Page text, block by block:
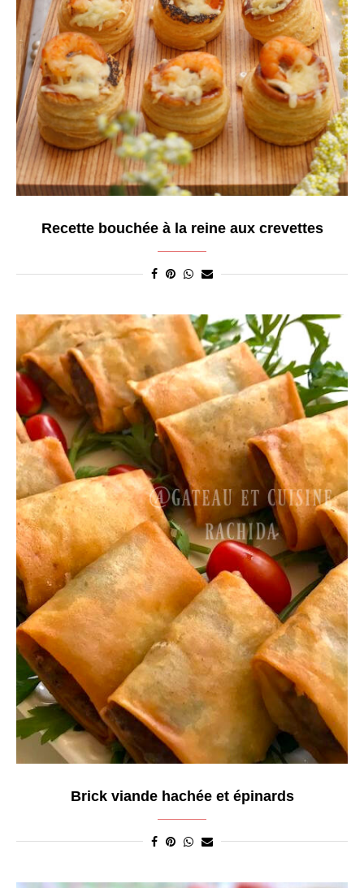
Recette bouchée à la reine aux crevettes
Brick viande hachée et épinards